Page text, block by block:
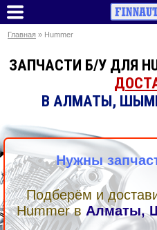
Главная » Hummer
ЗАПЧАСТИ Б/У ДЛЯ
В АЛМАТЫ,
Нужны
Подберём и
Hummerв Алматы,